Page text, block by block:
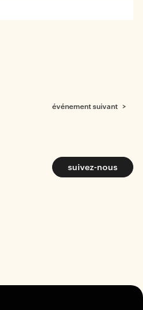
événement suivant >
suivez-nous